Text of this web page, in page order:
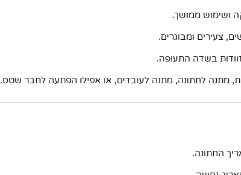
ושימוש ממושך.
צעירים ומבוגרים.
בשדה התעופה.
מתנה לחתונה, מתנה לעובדים, או אפילו הפתעה לחבר שטס.
החתונה.